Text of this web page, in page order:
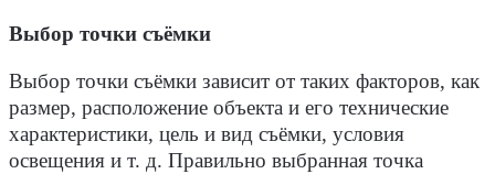
Выбор точки съёмки
Выбор точки съёмки зависит от таких факторов, как
размер, расположение объекта и его технические
характеристики, цель и вид съёмки, условия
освещения и т. д. Правильно выбранная точка